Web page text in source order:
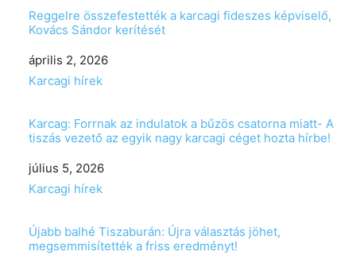
Reggelre összefestették a karcagi fideszes képviselő,
Kovács Sándor kerítését
Date
április 2, 2026
In relation to
Karcagi hírek
Karcag: Forrnak az indulatok a bűzös csatorna miatt- A
tiszás vezető az egyik nagy karcagi céget hozta hírbe!
Date
július 5, 2026
In relation to
Karcagi hírek
Újabb balhé Tiszaburán: Újra választás jöhet,
megsemmisítették a friss eredményt!